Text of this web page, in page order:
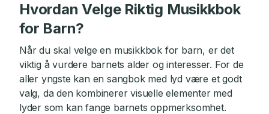
Hvordan Velge Riktig Musikkbok
for Barn?
Når du skal velge en musikkbok for barn, er det
viktig å vurdere barnets alder og interesser. For de
aller yngste kan en sangbok med lyd være et godt
valg, da den kombinerer visuelle elementer med
lyder som kan fange barnets oppmerksomhet.